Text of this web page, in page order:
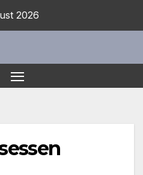
2026